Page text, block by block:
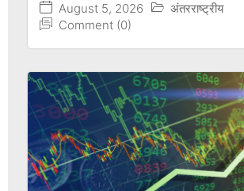
August 5, 2026
अंतरराष्ट्रीय
Comment (0)